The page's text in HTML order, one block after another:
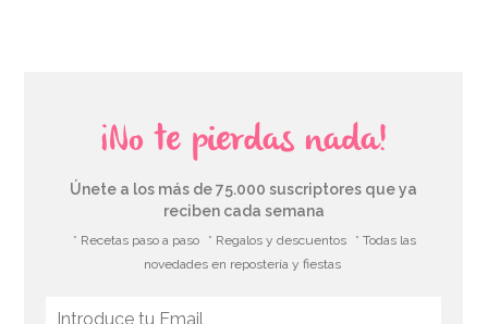
¡No te pierdas nada!
Únete a los más de 75.000 suscriptores que ya
reciben cada semana
* Recetas paso a paso * Regalos y descuentos
* Todas las
novedades en repostería y fiestas